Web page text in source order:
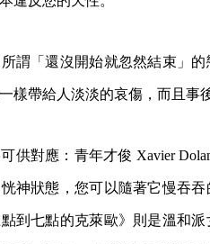
謂「還沒開始就忽然結束」
樣帶給人淡淡的哀傷，而且事
供對應：青年才俊 Xavier
神狀態，您可以隨著它慢吞
到七點的克萊歐》則是溫和